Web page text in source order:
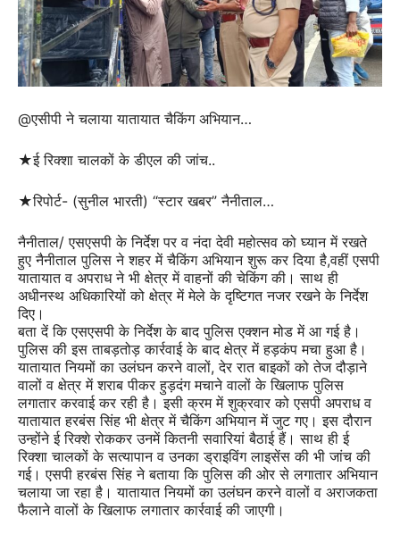
@एसीपी ने चलाया यातायात चैकिंग अभियान…
★ई रिक्शा चालकों के डीएल की जांच..
★रिपोर्ट- (सुनील भारती) “स्टार खबर” नैनीताल…
नैनीताल/ एसएसपी के निर्देश पर व नंदा देवी महोत्सव को घ्यान में रखते
हुए नैनीताल पुलिस ने शहर में चैकिंग अभियान शुरू कर दिया है,वहीं एसपी
यातायात व अपराध ने भी क्षेत्र में वाहनों की चेकिंग की। साथ ही
अधीनस्थ अधिकारियों को क्षेत्र में मेले के दृष्टिगत नजर रखने के निर्देश
दिए।
बता दें कि एसएसपी के निर्देश के बाद पुलिस एक्शन मोड में आ गई है।
पुलिस की इस ताबड़तोड़ कार्रवाई के बाद क्षेत्र में हड़कंप मचा हुआ है।
यातायात नियमों का उलंघन करने वालों, देर रात बाइकों को तेज दौड़ाने
वालों व क्षेत्र में शराब पीकर हुड़दंग मचाने वालों के खिलाफ पुलिस
लगातार करवाई कर रही है। इसी क्रम में शुक्रवार को एसपी अपराध व
यातायात हरबंस सिंह भी क्षेत्र में चैकिंग अभियान में जुट गए। इस दौरान
उन्होंने ई रिक्शे रोककर उनमें कितनी सवारियां बैठाई हैं। साथ ही ई
रिक्शा चालकों के सत्यापान व उनका ड्राइविंग लाइसेंस की भी जांच की
गई। एसपी हरबंस सिंह ने बताया कि पुलिस की ओर से लगातार अभियान
चलाया जा रहा है। यातायात नियमों का उलंघन करने वालों व अराजकता
फैलाने वालों के खिलाफ लगातार कार्रवाई की जाएगी।